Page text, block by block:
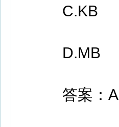
C.KB
D.MB
答案：A